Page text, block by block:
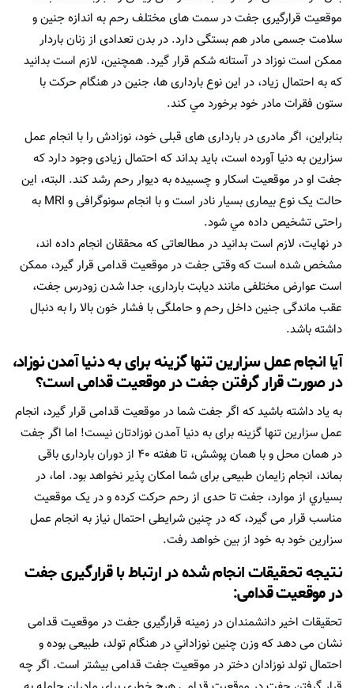
موقعیت قرارگیری جفت در سمت های مختلف رحم به اندازه جنین و
سلامت جسمی مادر هم بستگی دارد. در بدن تعدادی از زنان باردار
ممکن است نوزاد در آستانه شکم قرار گیرد. همچنین، لازم است بدانيد
كه به احتمال زیاد، در این نوع بارداری ها، جنین در هنگام حرکت با
ستون فقرات مادر خود برخورد مي کند.
بنابراین، اگر مادری در بارداری های قبلی خود، نوزادش را با انجام عمل
سزارین به دنیا آورده است، باید بداند که احتمال زیادی وجود دارد که
جفت او در موقعيت اسکار و چسبيده به دیوار رحم رشد کند. البته، این
حالت یک نوع بیماری بسیار نادر است و با انجام سونوگرافی و MRI به
راحتی تشخیص داده مي شود.
در نهايت، لازم است بدانيد در مطالعاتی که محققان انجام داده اند،
مشخص شده است كه وقتی جفت در موقعیت قدامی قرار گیرد، ممکن
است عوارض مختلفی مانند دیابت بارداری، جدا شدن زودرس جفت،
عقب ماندگی جنین داخل رحم و حاملگی با فشار خون بالا را به دنبال
داشته باشد.
آیا انجام عمل سزارین تنها گزینه برای به دنیا آمدن نوزاد،
در صورت قرار گرفتن جفت در موقعیت قدامی است؟
به یاد داشته باشید كه اگر جفت شما در موقعیت قدامی قرار گیرد، انجام
عمل سزارین تنها گزینه برای به دنیا آمدن نوزادتان نیست! اما اگر جفت
در همان محل و با همان پوشش، تا هفته ۴۰ از دوران بارداری باقی
بماند، انجام زایمان طبیعی برای شما امکان پذیر نخواهد بود. اما، در
بسياري از موارد، جفت تا حدی از رحم حرکت کرده و در یک موقعیت
مناسب قرار می گیرد، که در چنین شرایطی احتمال نیاز به انجام عمل
سزارین خود به خود از بین خواهد رفت.
نتیجه تحقیقات انجام شده در ارتباط با قرارگیری جفت
در موقعیت قدامی:
تحقیقات اخير دانشمندان در زمینه قرارگیری جفت در موقعیت قدامی
نشان می دهد كه وزن چنين نوزاداني در هنگام تولد، طبیعی بوده و
احتمال تولد نوزادان دختر در موقعیت جفت قدامی بیشتر است. اگر چه